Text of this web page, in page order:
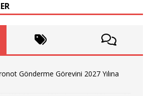
Gönderme Görevini 2027 Yılına